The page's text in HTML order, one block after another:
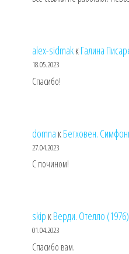
alex-sidmakкГалина
18.05.2023
Спасибо!
domna кБетховен.
27.04.2023
С почином!
skip кВерди. Отелло (1976)
01.04.2023
Спасибо вам.